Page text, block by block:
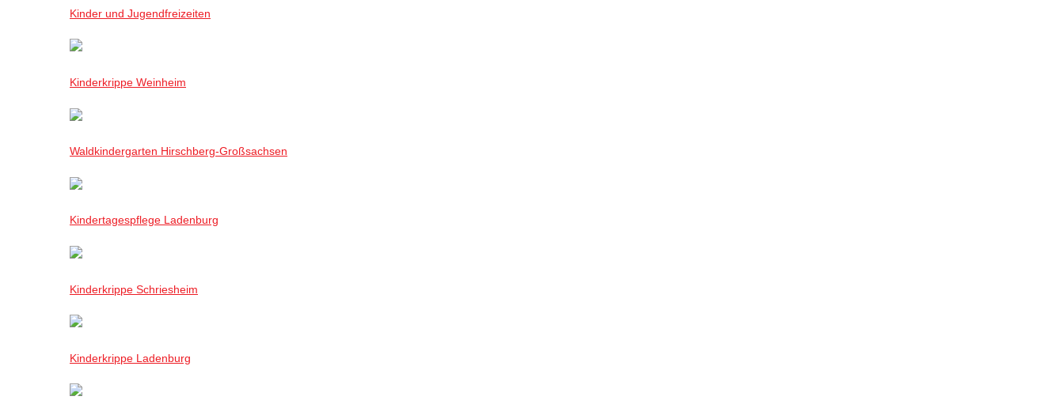
Kinder und Jugendfreizeiten
Kinderkrippe Weinheim
Waldkindergarten Hirschberg-Großsachsen
Kindertagespflege Ladenburg
Kinderkrippe Schriesheim
Kinderkrippe Ladenburg